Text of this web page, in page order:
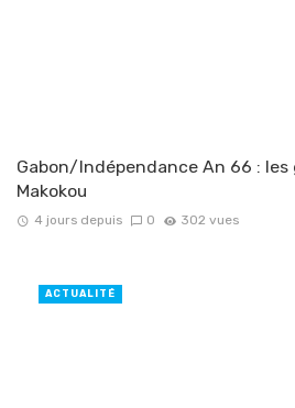
Gabon/Indépendance An 66 :
Makokou
4 jours depuis 0 302 vues
ACTUALITÉ